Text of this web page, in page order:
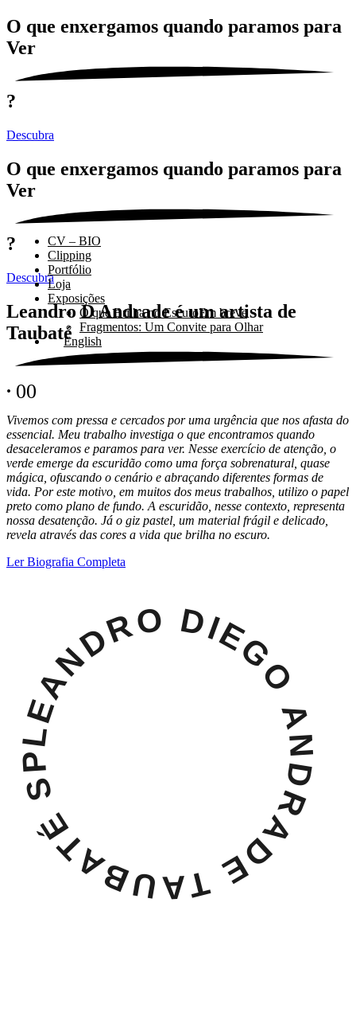
CV – BIO
Clipping
Portfólio
Loja
Exposições
O que Brilha no EscuroEm breve
Fragmentos: Um Convite para Olhar
English
00
O que enxergamos quando paramos para
Ver
?
Descubra
O que enxergamos quando paramos para
Ver
?
Descubra
Leandro D Andrade é um artista de
Taubaté
.
Vivemos com pressa e cercados por uma urgência que nos afasta do
essencial. Meu trabalho investiga o que encontramos quando
desaceleramos e paramos para ver. Nesse exercício de atenção, o
verde emerge da escuridão como uma força sobrenatural, quase
mágica, ofuscando o cenário e abraçando diferentes formas de
vida. Por este motivo, em muitos dos meus trabalhos, utilizo o papel
preto como plano de fundo. A escuridão, nesse contexto, representa
nossa desatenção. Já o giz pastel, um material frágil e delicado,
revela através das cores a vida que brilha no escuro.
Ler Biografia Completa
LEANDRO DIEGO ANDRADE TAUBATÉ SP